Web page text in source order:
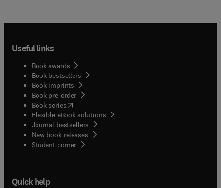
Useful links
Book awards
Book bestsellers
Book imprints
Book pre-order
Book series(opens in new tab/window
Flexible eBook solutions
Journal bestsellers
New book releases
Student corner( opens in new tab/window
Quick help